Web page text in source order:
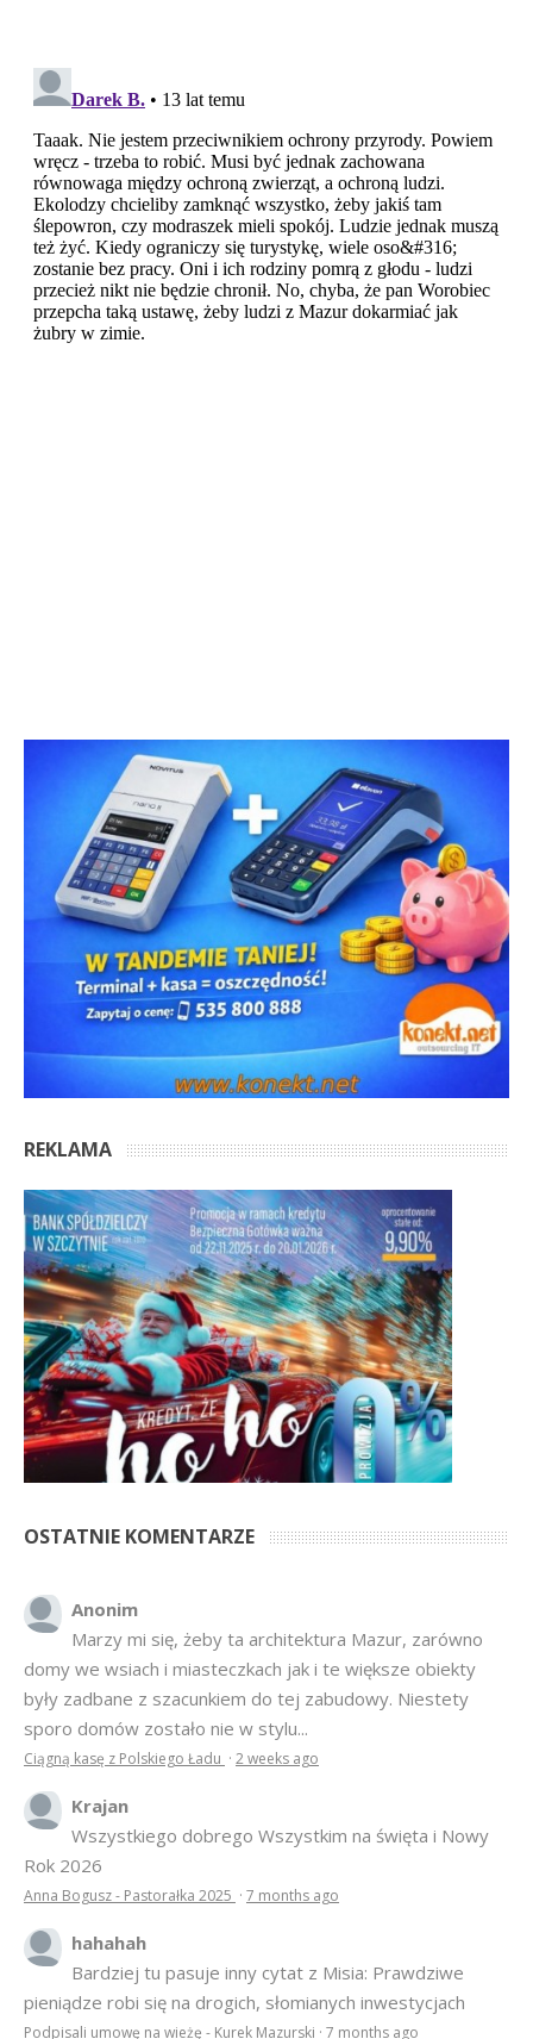
REKLAMA
OSTATNIE KOMENTARZE
Anonim
Marzy mi się, żeby ta architektura Mazur, zarówno
domy we wsiach i miasteczkach jak i te większe obiekty
były zadbane z szacunkiem do tej zabudowy. Niestety
sporo domów zostało nie w stylu...
Ciągną kasę z Polskiego Ładu · 2 weeks ago
Krajan
Wszystkiego dobrego Wszystkim na święta i Nowy
Rok 2026
Anna Bogusz - Pastorałka 2025 · 7 months ago
hahahah
Bardziej tu pasuje inny cytat z Misia: Prawdziwe
pieniądze robi się na drogich, słomianych inwestycjach
Podpisali umowę na wieżę - Kurek Mazurski · 7 months ago